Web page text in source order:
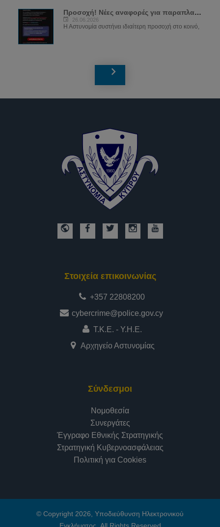
Προσοχή! Νέες αναφορές για παραπλανητικά...
26.06.2026
Η Αστυνομία συστήνει ιδιαίτερη προσοχή στο κοινό,
Στοιχεία επικοινωνίας
+357 22808200
cybercrime@police.gov.cy
Τ.Κ.Ε. - Υ.Η.Ε.
Αρχηγείο Αστυνομίας
Σύνδεσμοι
Νομοθεσία
Συνεργάτες
Έγγραφο Εθνικής Στρατηγικής
Στρατηγική Κυβερνοασφάλειας
Πολιτική για Cookies
© Copyright 2026, Υποδιεύθυνση Ηλεκτρονικού
Εγκλήματος, All Rights Reserved